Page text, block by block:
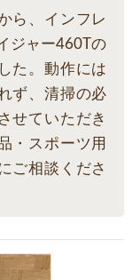
ら、インフレ
ジャー460Tの
た。動作には
ず、清掃の必
せていただき
・スポーツ用
ご相談くださ